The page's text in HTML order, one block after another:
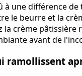
à une différence
le beurre et la
la crème pâtissière
avant de
ramollissent